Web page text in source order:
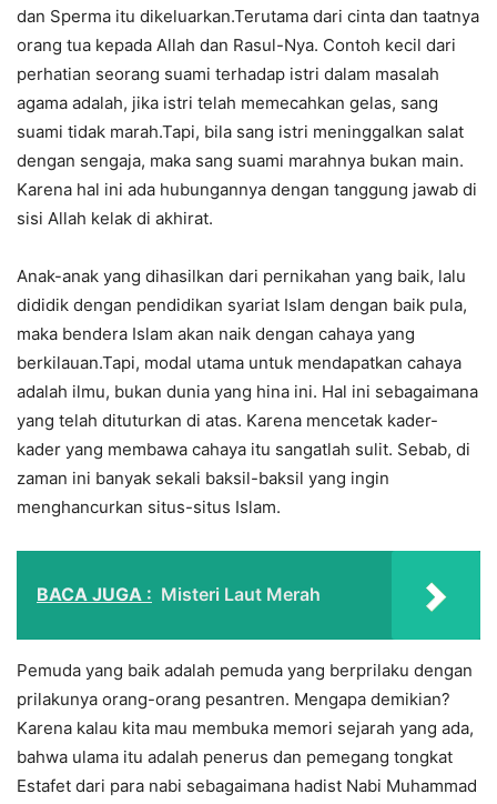
dan Sperma itu dikeluarkan.Terutama dari cinta dan taatnya
orang tua kepada Allah dan Rasul-Nya. Contoh kecil dari
perhatian seorang suami terhadap istri dalam masalah
agama adalah, jika istri telah memecahkan gelas, sang
suami tidak marah.Tapi, bila sang istri meninggalkan salat
dengan sengaja, maka sang suami marahnya bukan main.
Karena hal ini ada hubungannya dengan tanggung jawab di
sisi Allah kelak di akhirat.
Anak-anak yang dihasilkan dari pernikahan yang baik, lalu
dididik dengan pendidikan syariat Islam dengan baik pula,
maka bendera Islam akan naik dengan cahaya yang
berkilauan.Tapi, modal utama untuk mendapatkan cahaya
adalah ilmu, bukan dunia yang hina ini. Hal ini sebagaimana
yang telah dituturkan di atas. Karena mencetak kader-
kader yang membawa cahaya itu sangatlah sulit. Sebab, di
zaman ini banyak sekali baksil-baksil yang ingin
menghancurkan situs-situs Islam.
BACA JUGA : Misteri Laut Merah
Pemuda yang baik adalah pemuda yang berprilaku dengan
prilakunya orang-orang pesantren. Mengapa demikian?
Karena kalau kita mau membuka memori sejarah yang ada,
bahwa ulama itu adalah penerus dan pemegang tongkat
Estafet dari para nabi sebagaimana hadist Nabi Muhammad